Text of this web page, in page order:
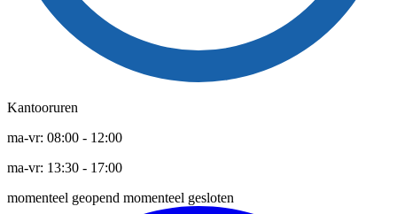
Kantooruren
ma-vr: 08:00 - 12:00
ma-vr: 13:30 - 17:00
momenteel geopend momenteel gesloten